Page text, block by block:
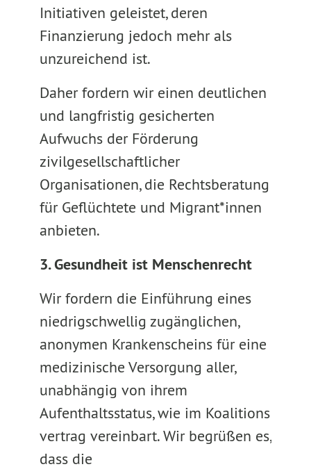
Initiativen geleistet, deren
Finanzierung jedoch mehr als
unzureichend ist.
Daher fordern wir einen deutlichen
und langfristig gesicherten
Aufwuchs der Förderung
zivilgesellschaftlicher
Organisationen, die Rechtsberatung
für Geflüchtete und Migrant*innen
anbieten.
3. Gesundheit ist Menschenrecht
Wir fordern die Einführung eines
niedrigschwellig zugänglichen,
anonymen Krankenscheins für eine
medizinische Versorgung aller,
unabhängig von ihrem
Aufenthaltsstatus, wie im Koalitions
vertrag vereinbart. Wir begrüßen es,
dass die